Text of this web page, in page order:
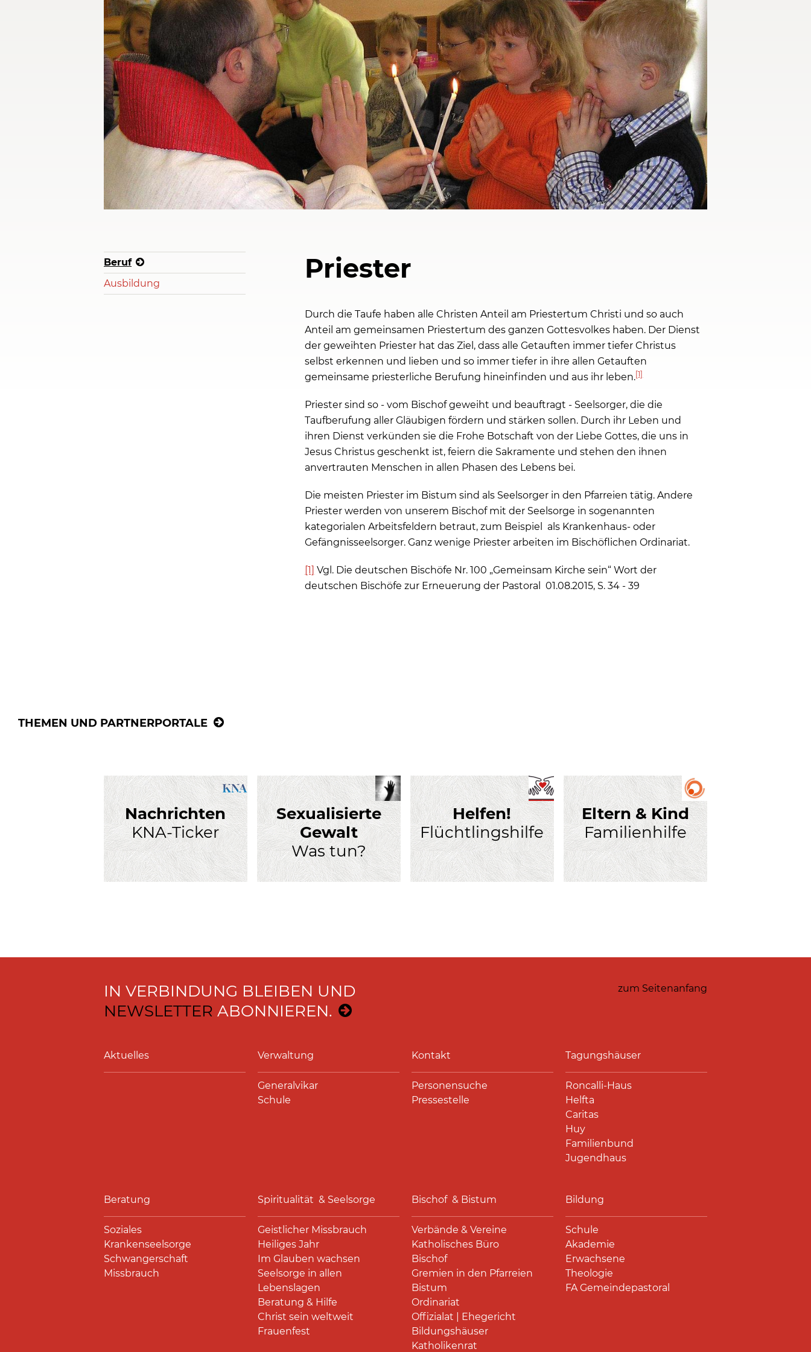
Beruf
Ausbildung
Priester
Durch die Taufe haben alle Christen Anteil am Priestertum Christi und so auch
Anteil am gemeinsamen Priestertum des ganzen Gottesvolkes haben. Der Dienst
der geweihten Priester hat das Ziel, dass alle Getauften immer tiefer Christus
selbst erkennen und lieben und so immer tiefer in ihre allen Getauften
gemeinsame priesterliche Berufung hineinfinden und aus ihr leben.[1]
Priester sind so - vom Bischof geweiht und beauftragt - Seelsorger, die die
Taufberufung aller Gläubigen fördern und stärken sollen. Durch ihr Leben und
ihren Dienst verkünden sie die Frohe Botschaft von der Liebe Gottes, die uns in
Jesus Christus geschenkt ist, feiern die Sakramente und stehen den ihnen
anvertrauten Menschen in allen Phasen des Lebens bei.
Die meisten Priester im Bistum sind als Seelsorger in den Pfarreien tätig. Andere
Priester werden von unserem Bischof mit der Seelsorge in sogenannten
kategorialen Arbeitsfeldern betraut, zum Beispiel als Krankenhaus- oder
Gefängnisseelsorger. Ganz wenige Priester arbeiten im Bischöflichen Ordinariat.
[1]
Vgl. Die deutschen Bischöfe Nr. 100 „Gemeinsam Kirche sein“ Wort der
deutschen Bischöfe zur Erneuerung der Pastoral 01.08.2015, S. 34 - 39
THEMEN UND PARTNERPORTALE
Nachrichten
KNA-Ticker
Sexualisierte
Gewalt
Was tun?
Helfen!
Flüchtlingshilfe
Eltern & Kind
Familienhilfe
IN VERBINDUNG BLEIBEN UND
NEWSLETTER ABONNIEREN.
zum Seitenanfang
Aktuelles Verwaltung
Generalvikar
Schule
Kontakt
Personensuche
Pressestelle
Tagungshäuser
Roncalli-Haus
Helfta
Caritas
Huy
Familienbund
Jugendhaus
Beratung
Soziales
Krankenseelsorge
Schwangerschaft
Missbrauch
Spiritualität & Seelsorge
Geistlicher Missbrauch
Heiliges Jahr
Im Glauben wachsen
Seelsorge in allen
Lebenslagen
Beratung & Hilfe
Christ sein weltweit
Frauenfest
Bischof & Bistum
Verbände & Vereine
Katholisches Büro
Bischof
Gremien in den Pfarreien
Bistum
Ordinariat
Offizialat | Ehegericht
Bildungshäuser
Katholikenrat
Bildung
Schule
Akademie
Erwachsene
Theologie
FA Gemeindepastoral